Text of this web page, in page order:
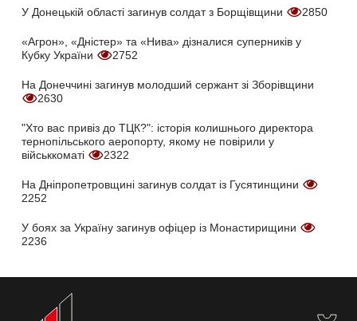
У Донецькій області загинув солдат з Борщівщини 2850
«Агрон», «Дністер» та «Нива» дізналися суперників у
Кубку України
2752
На Донеччині загинув молодший сержант зі Зборівщини
2630
"Хто вас привіз до ТЦК?": історія колишнього директора
тернопільського аеропорту, якому не повірили у
військкоматі
2322
На Дніпропетровщині загинув солдат із Гусятинщини
2252
У боях за Україну загинув офіцер із Монастирищини
2236